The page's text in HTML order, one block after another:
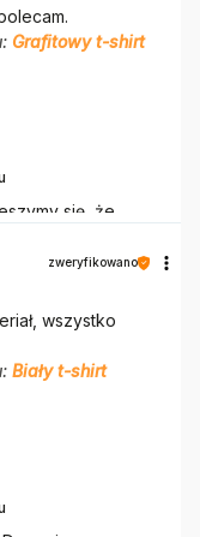
się, że
klientom.
Grafitowy t-shirt
zweryfikowano
wszystko
Biały t-shirt